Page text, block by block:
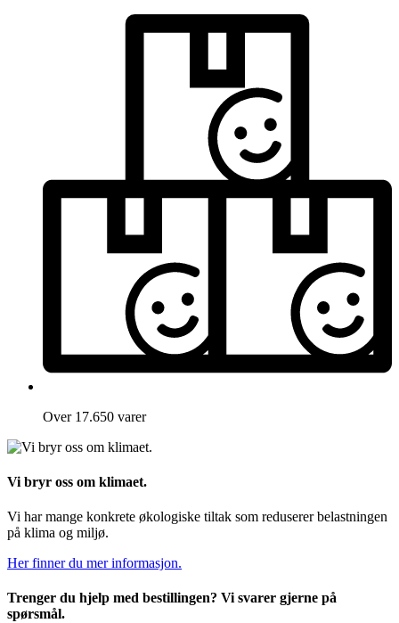
Over 17.650 varer
Vi bryr oss om klimaet.
Vi har mange konkrete økologiske tiltak som reduserer belastningen
på klima og miljø.
Her finner du mer informasjon.
Trenger du hjelp med bestillingen? Vi svarer gjerne på
spørsmål.